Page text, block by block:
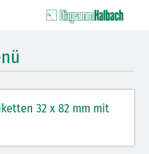
32 x 82 mm mit